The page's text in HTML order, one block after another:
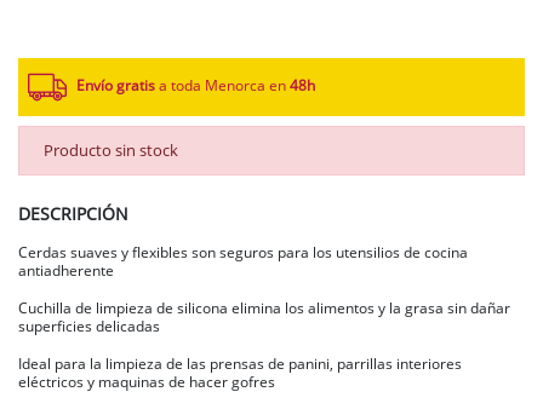
Envío gratis a toda Menorca en 48h
Producto sin stock
DESCRIPCIÓN
Cerdas suaves y flexibles son seguros para los utensilios de cocina
antiadherente
Cuchilla de limpieza de silicona elimina los alimentos y la grasa sin dañar
superficies delicadas
Ideal para la limpieza de las prensas de panini, parrillas interiores
eléctricos y maquinas de hacer gofres